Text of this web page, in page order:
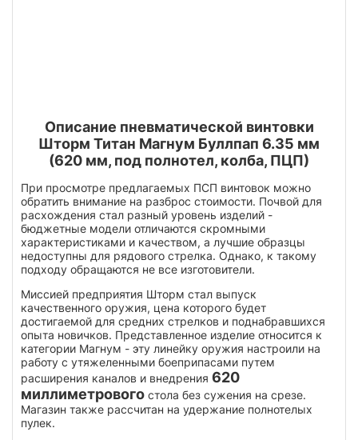
Описание пневматической винтовки
Шторм Титан Магнум Буллпап 6.35 мм
(620 мм, под полнотел, колба, ПЦП)
При просмотре предлагаемых ПСП винтовок можно
обратить внимание на разброс стоимости. Почвой для
расхождения стал разный уровень изделий -
бюджетные модели отличаются скромными
характеристиками и качеством, а лучшие образцы
недоступны для рядового стрелка. Однако, к такому
подходу обращаются не все изготовители.
Миссией предприятия Шторм стал выпуск
качественного оружия, цена которого будет
достигаемой для средних стрелков и поднабравшихся
опыта новичков. Представленное изделие относится к
категории Магнум - эту линейку оружия настроили на
работу с утяжеленными боеприпасами путем
расширения каналов и внедрения 620
миллиметрового стола без сужения на срезе.
Магазин также рассчитан на удержание полнотелых
пулек.